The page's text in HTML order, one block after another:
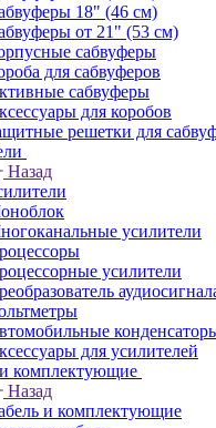
18" (46 см)
от 21" (53 см)
сабвуферы
для сабвуферов
сабвуферы
для коробов
решетки для
Назад
усилители
усилители
для усилителей
комплектующие
Назад
и комплектующие